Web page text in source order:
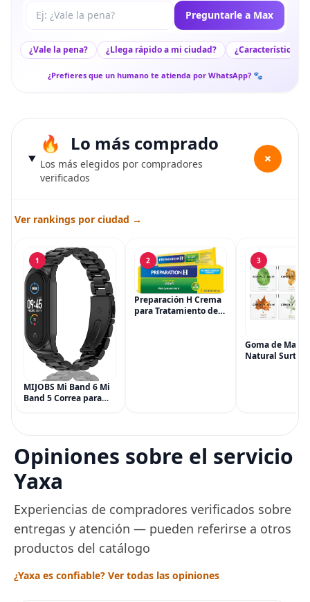
Tu pregunta a Max Preguntarle a Max
¿Vale la pena? ¿Llega rápido a mi ciudad? ¿Características
¿Prefieres que un humano te atienda por WhatsApp? 🐾
Lo más comprado
Los más elegidos por compradores
verificados
+
Ver rankings por ciudad →
1
MIJOBS Mi Band 6 Mi
Band 5 Correa para
de metal para Mi
Smart Band 6
2
Preparación H Crema
para Tratamiento de
3
Goma de
Natural
Opiniones sobre el servicio
Yaxa
Experiencias de compradores verificados sobre
entregas y atención — pueden referirse a otros
productos del catálogo
¿Yaxa es confiable? Ver todas las opiniones